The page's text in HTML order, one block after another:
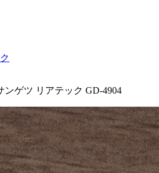
ゲツ リアテック GD-4904